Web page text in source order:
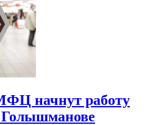
начнут работу